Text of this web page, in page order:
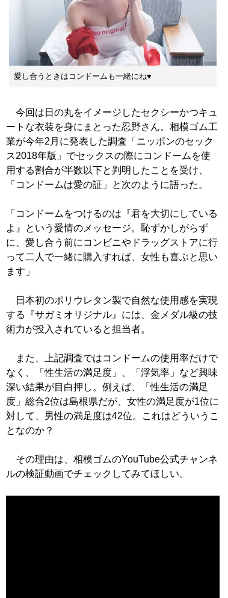
愛し合うときはコンドームも一緒にね♥
今回は日の丸をイメージしたセクシーかつキュ
ートな衣装を身にまとった忍野さん。相模ゴム工
業が今年2月に発表した調査「ニッポンのセック
ス2018年版」でセックスの際にコンドームを使
用する割合が半数以下と判明したことを受け、
「コンドームは愛の証」と次のように語った。
「コンドームをつけるのは『君を大切にしている
よ』という愛情のメッセージ。恥ずかしがらず
に、愛し合う前にコンビニやドラッグストアに行
って二人で一緒に購入すれば、女性も喜ぶと思い
ます」
日本初のポリウレタン製で自然な使用感を実現
する『サガミオリジナル』には、金メダル級の技
術力が投入されていると担当者。
また、上記調査ではコンドームの使用率だけで
なく、「性生活の満足度」、「浮気率」など興味
深い結果が目白押し。例えば、「性生活の満足
度」総合2位は島根県だが、女性の満足度が1位に
対して、男性の満足度は42位。これはどういうこ
となのか？
その理由は、相模ゴムのYouTube公式チャンネ
ルの検証動画でチェックしてみてほしい。